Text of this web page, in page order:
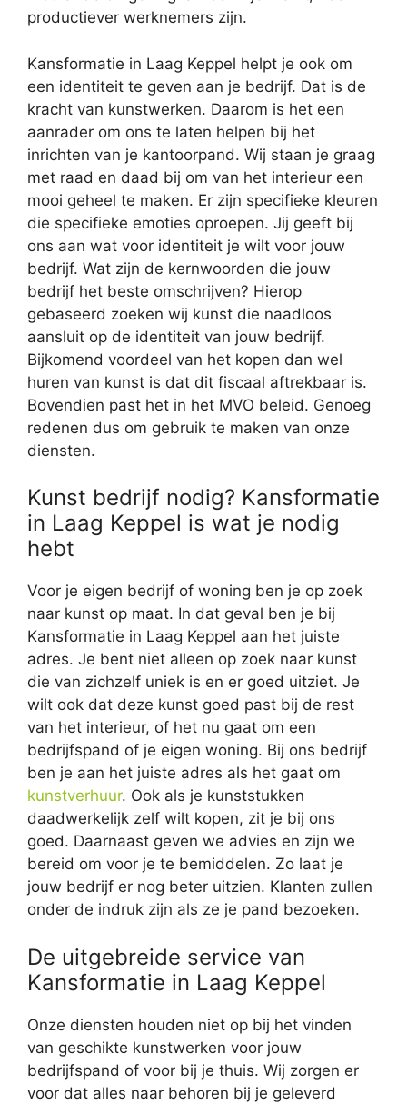
productiever werknemers zijn.
Kansformatie in Laag Keppel helpt je ook om
een identiteit te geven aan je bedrijf. Dat is de
kracht van kunstwerken. Daarom is het een
aanrader om ons te laten helpen bij het
inrichten van je kantoorpand. Wij staan je graag
met raad en daad bij om van het interieur een
mooi geheel te maken. Er zijn specifieke kleuren
die specifieke emoties oproepen. Jij geeft bij
ons aan wat voor identiteit je wilt voor jouw
bedrijf. Wat zijn de kernwoorden die jouw
bedrijf het beste omschrijven? Hierop
gebaseerd zoeken wij kunst die naadloos
aansluit op de identiteit van jouw bedrijf.
Bijkomend voordeel van het kopen dan wel
huren van kunst is dat dit fiscaal aftrekbaar is.
Bovendien past het in het MVO beleid. Genoeg
redenen dus om gebruik te maken van onze
diensten.
Kunst bedrijf nodig? Kansformatie
in Laag Keppel is wat je nodig
hebt
Voor je eigen bedrijf of woning ben je op zoek
naar kunst op maat. In dat geval ben je bij
Kansformatie in Laag Keppel aan het juiste
adres. Je bent niet alleen op zoek naar kunst
die van zichzelf uniek is en er goed uitziet. Je
wilt ook dat deze kunst goed past bij de rest
van het interieur, of het nu gaat om een
bedrijfspand of je eigen woning. Bij ons bedrijf
ben je aan het juiste adres als het gaat om
kunstverhuur. Ook als je kunststukken
daadwerkelijk zelf wilt kopen, zit je bij ons
goed. Daarnaast geven we advies en zijn we
bereid om voor je te bemiddelen. Zo laat je
jouw bedrijf er nog beter uitzien. Klanten zullen
onder de indruk zijn als ze je pand bezoeken.
De uitgebreide service van
Kansformatie in Laag Keppel
Onze diensten houden niet op bij het vinden
van geschikte kunstwerken voor jouw
bedrijfspand of voor bij je thuis. Wij zorgen er
voor dat alles naar behoren bij je geleverd